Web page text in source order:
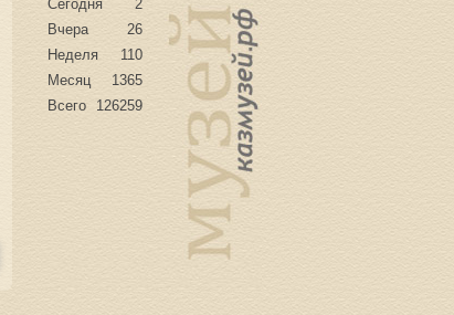
Сегодня
2
Вчера
26
Неделя
110
Месяц
1365
Всего
126259